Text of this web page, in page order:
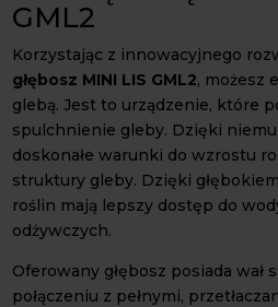
GML2
Korzystając z innowacyjnego
głębosz MINI LIS GML2, możesz
glebą. Jest to urządzenie, które
spulchnienie gleby. Dzięki
doskonałe warunki do wzrostu
struktury gleby. Dzięki
roślin mają lepszy dostęp do
odżywczych.
Oferowany głębosz posiada
połączeniu z pełnymi,